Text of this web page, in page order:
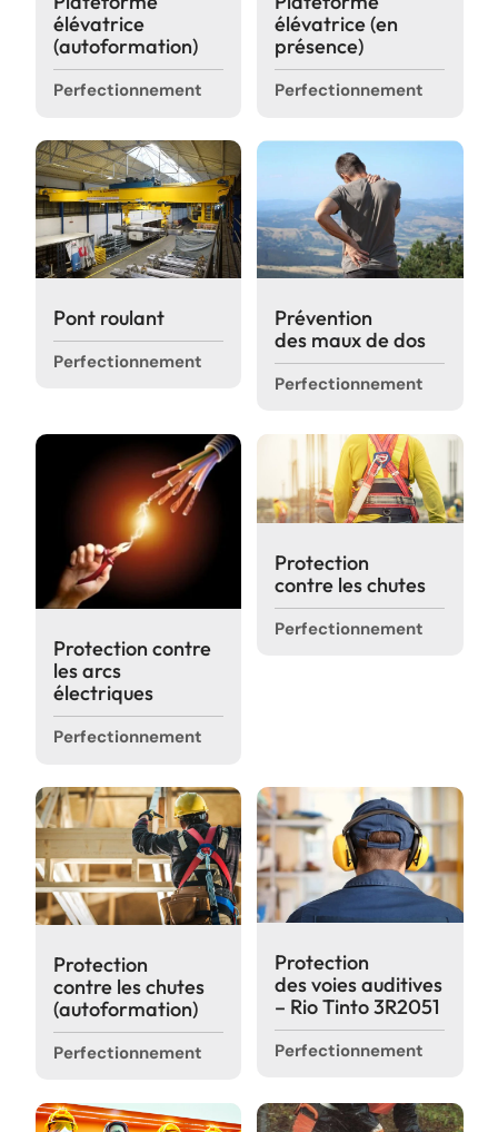
élévatrice
(autoformation)
Perfectionnement
élévatrice (en
présence)
Perfectionnement
Pont roulant
Perfectionnement
Prévention
des maux de dos
Perfectionnement
Protection contre
les arcs
électriques
Perfectionnement
Protection
contre les chutes
Perfectionnement
Protection
contre les chutes
(autoformation)
Perfectionnement
Protection
des voies auditives
– Rio Tinto 3R2051
Perfectionnement
Où souhaitez-vous
partager cette page?